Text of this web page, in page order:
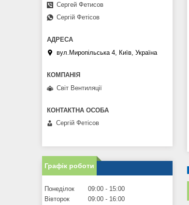
Сергей Фетисов
Сергій Фетісов
вул.Миропільська 4, Київ, Україна
Світ Вентиляції
Сергій Фетісов
Графік роботи
Понеділок 09:00
15:00
Вівторок
09:00
16:00